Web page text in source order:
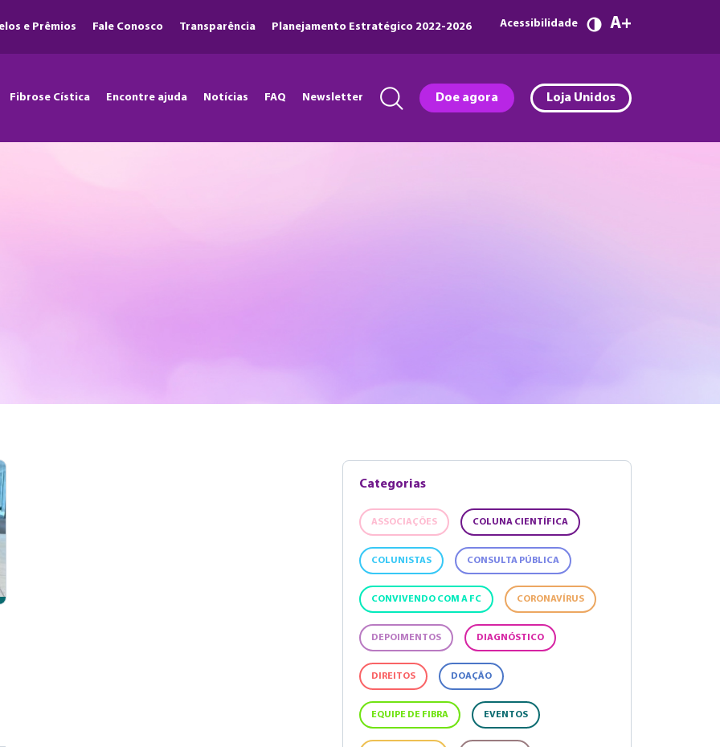
e Prêmios Fale Conosco Transparência Planejamento Estratégico 2022-2026 Acessibilidade A
Fibrose Cística Encontre ajuda Notícias FAQ Newsletter Doe agora Loja Unidos
Categorias
ASSOCIAÇÕES COLUNA CIENTÍFICA
COLUNISTAS CONSULTA PÚBLICA
CONVIVENDO COM A FC CORONAVÍRUS
DEPOIMENTOS DIAGNÓSTICO
DIREITOS DOAÇÃO
EQUIPE DE FIBRA EVENTOS